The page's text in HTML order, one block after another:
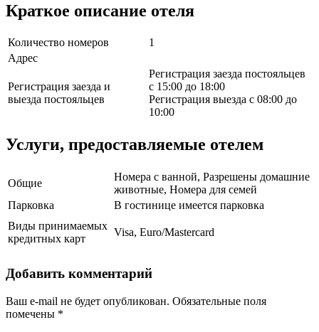
Краткое описание отеля
Количество номеров
1
Адрес
Регистрация заезда и
выезда постояльцев
Регистрация заезда постояльцев
с 15:00 до 18:00
Регистрация выезда с 08:00 до
10:00
Услуги, предоставляемые отелем
Общие
Номера с ванной, Разрешены домашние
животные, Номера для семей
Парковка
В гостинице имеется парковка
Виды принимаемых
кредитных карт
Visa, Euro/Mastercard
Добавить комментарий
Ваш e-mail не будет опубликован. Обязательные поля
помечены *